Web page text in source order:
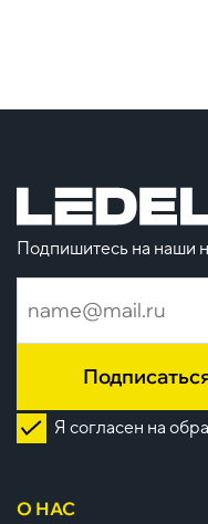
Подпишитесь на наши
Я согласен на
О НАС